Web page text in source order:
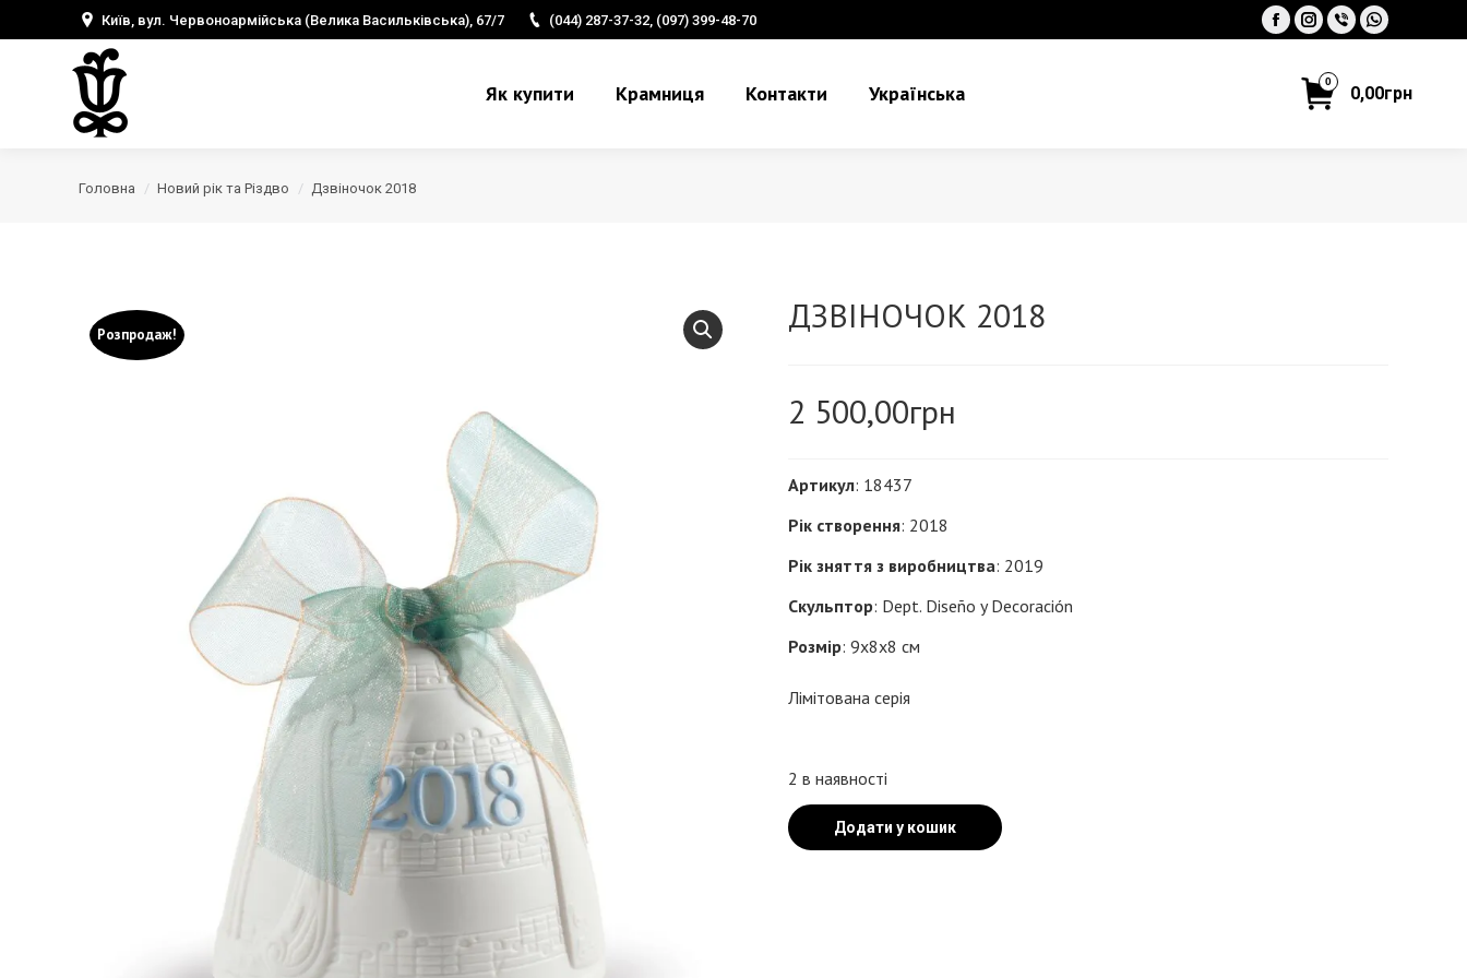
Київ, вул. Червоноармійська (Велика Васильківська), 67/7 (044) 287-37-32, (097) 399-48-70 Facebook
Instagram
ViberWhatsapp
Як купити Крамниця Контакти Українська 0,00грн
0
Головна Новий рік та Різдво Дзвіночок 2018
Розпродаж! ДЗВІНОЧОК 2018
2 500,00грн
Артикул: 18437
Рік створення: 2018
Рік зняття з виробництва: 2019
Скульптор: Dept. Diseño y Decoración
Розмір: 9x8x8 см
Лімітована серія
2 в наявності
Додати у кошик